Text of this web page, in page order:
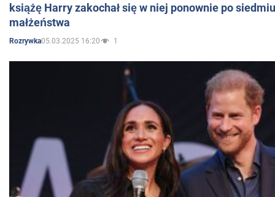
książę Harry zakochał się w niej ponownie po
małżeństwa
Rozrywka05.03.2025 16:20 1